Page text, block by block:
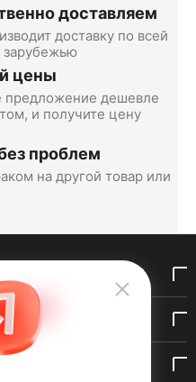
доставляем
доставку по всей
цены
предложение дешевле
и получите цену
проблем
на другой товар или